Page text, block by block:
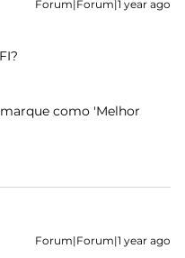
Forum|Forum|1 year ago
como 'Melhor
Forum|Forum|1 year ago